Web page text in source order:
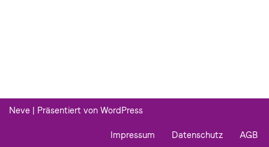
Neve | Präsentiert von WordPress
Impressum Datenschutz AGB